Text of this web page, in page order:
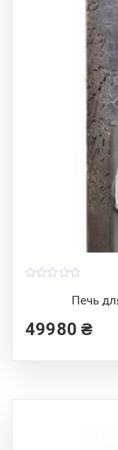
Печь
o
f
49980₴